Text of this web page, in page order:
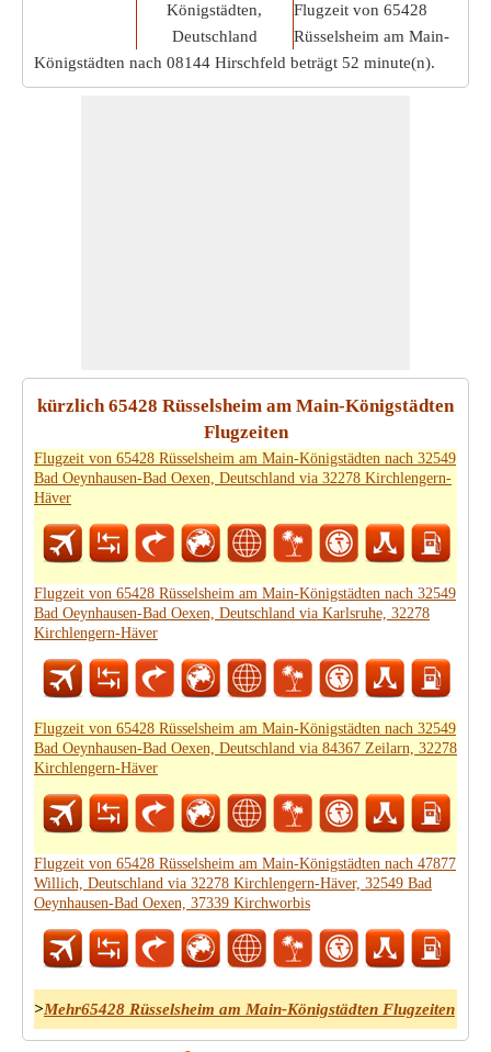
Königstädten,
Deutschland
Flugzeit von 65428
Rüsselsheim am Main-
Königstädten nach 08144 Hirschfeld beträgt 52 minute(n).
kürzlich 65428 Rüsselsheim am Main-Königstädten
Flugzeiten
Flugzeit von 65428 Rüsselsheim am Main-Königstädten nach 32549
Bad Oeynhausen-Bad Oexen, Deutschland via 32278 Kirchlengern-
Häver
Flugzeit von 65428 Rüsselsheim am Main-Königstädten nach 32549
Bad Oeynhausen-Bad Oexen, Deutschland via Karlsruhe, 32278
Kirchlengern-Häver
Flugzeit von 65428 Rüsselsheim am Main-Königstädten nach 32549
Bad Oeynhausen-Bad Oexen, Deutschland via 84367 Zeilarn, 32278
Kirchlengern-Häver
Flugzeit von 65428 Rüsselsheim am Main-Königstädten nach 47877
Willich, Deutschland via 32278 Kirchlengern-Häver, 32549 Bad
Oeynhausen-Bad Oexen, 37339 Kirchworbis
>Mehr65428 Rüsselsheim am Main-Königstädten Flugzeiten